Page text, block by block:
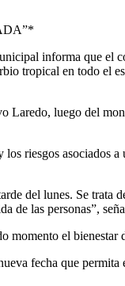
informa que el
tropical en todo el
Laredo, luego del
riesgos asociados a
del lunes. Se trata
de las personas”,
el bienestar
fecha que permita